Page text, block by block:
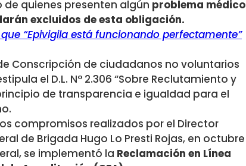
de quienes presenten algún problema médico
excluidos de esta obligación.
“Epivigila está funcionando perfectamente”
Conscripción de ciudadanos no voluntarios
el D.L. N° 2.306 “Sobre Reclutamiento y
de transparencia e igualdad para el
compromisos realizados por el Director
de Brigada Hugo Lo Presti Rojas, en octubre
se implementó la Reclamación en Línea